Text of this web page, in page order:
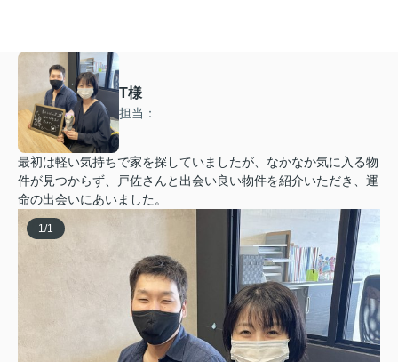
T様
担当：
最初は軽い気持ちで家を探していましたが、なかなか気に入る物
件が見つからず、戸佐さんと出会い良い物件を紹介いただき、運
命の出会いにあいました。
1/1